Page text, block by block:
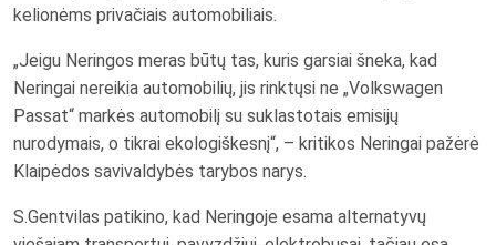
kelionėms privačiais automobiliais.
„Jeigu Neringos meras būtų tas, kuris garsiai šneka, kad
Neringai nereikia automobilių, jis rinktųsi ne „Volkswagen
Passat“ markės automobilį su suklastotais emisijų
nurodymais, o tikrai ekologiškesnį“, – kritikos Neringai pažėrė
Klaipėdos savivaldybės tarybos narys.
S.Gentvilas patikino, kad Neringoje esama alternatyvų